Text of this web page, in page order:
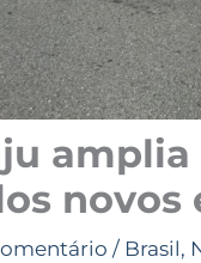
amplia
novos
/ Brasil,